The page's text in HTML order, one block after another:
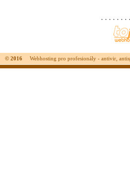
© 2016 Webhosting pro profesionály - antivir,